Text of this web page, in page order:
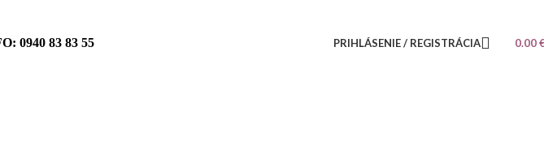
0940 83 83 55 PRIHLÁSENIE / REGISTRÁCIA 0.00